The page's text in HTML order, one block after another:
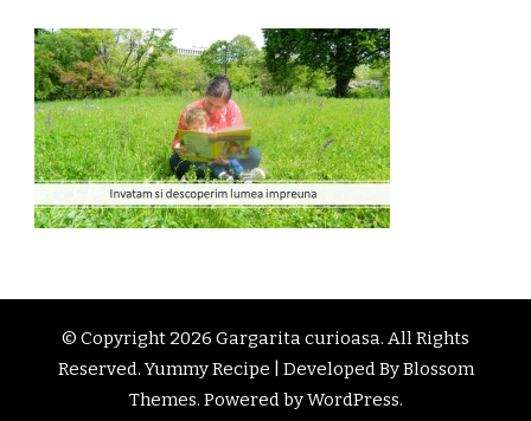
© Copyright 2026 Gargarita curioasa. All Rights
Reserved. Yummy Recipe | Developed ByBlossom
Themes. Powered byWordPress.